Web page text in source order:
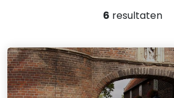
6 resultaten